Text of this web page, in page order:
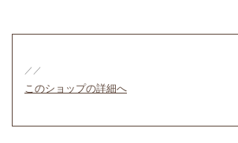
／／
このショップの詳細へ